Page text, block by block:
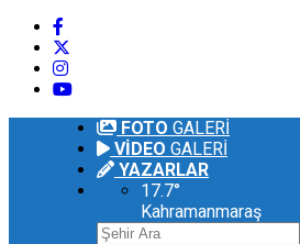
FOTO GALERİ
VİDEO GALERİ
YAZARLAR
17.7°
Kahramanmaraş